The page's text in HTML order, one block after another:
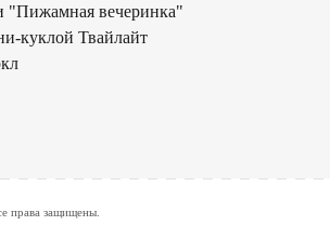
"Пижамная вечеринка"
куклой Твайлайт
права защищены.